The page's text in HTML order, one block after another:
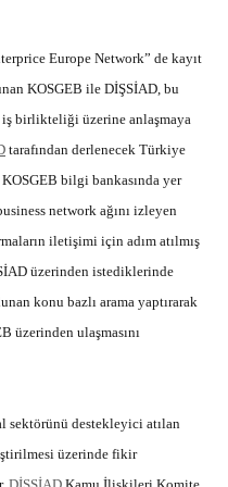
Europe Network” de kayıt
KOSGEB ile DİŞSİAD, bu
iş birlikteliği üzerine anlaşmaya
tarafından derlenecek Türkiye
bilgi bankasında yer
network ağını izleyen
iletişimi için adım atılmış
üzerinden istediklerinde
konu bazlı arama yaptırarak
üzerinden ulaşmasını
sektörünü destekleyici atılan
üzerinde fikir